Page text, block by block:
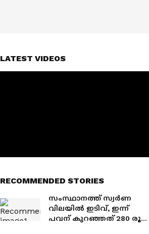
LATEST VIDEOS
RECOMMENDED STORIES
സംസ്ഥാനത്ത് സ്വർണ
വിലയിൽ ഇടിവ്, ഇന്ന്
പവന് കുറഞ്ഞത് 280 രൂപ;